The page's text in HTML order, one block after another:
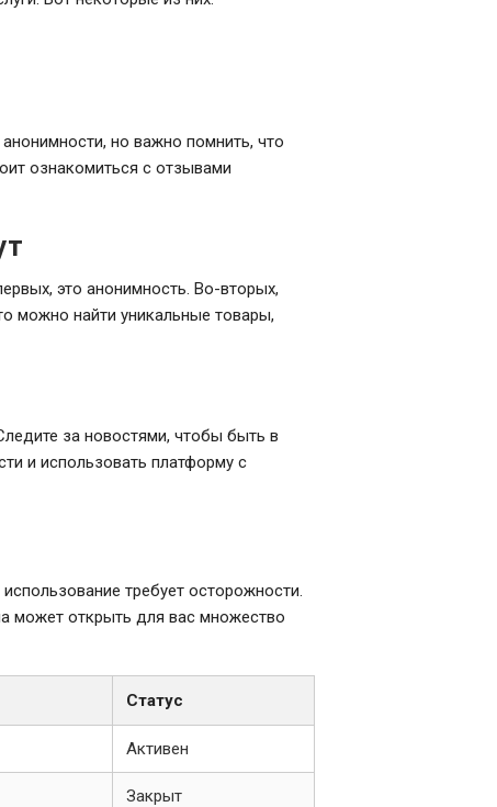
но важно помнить, что
ознакомиться с отзывами
это анонимность. Во-вторых,
можно найти уникальные товары,
за новостями, чтобы быть в
и использовать платформу с
требует осторожности.
может открыть для вас множество
Статус
Активен
Закрыт